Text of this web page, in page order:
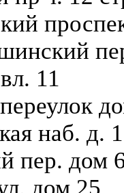
11
наб. д.
пер. дом